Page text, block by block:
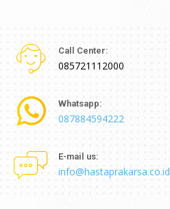
Call Center:
085721112000
Whatsapp:
087884594222
E-mail us:
info@hastaprakarsa.co.id